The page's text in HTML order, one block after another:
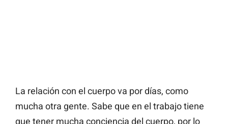
La relación con el cuerpo va por días, como
mucha otra gente. Sabe que en el trabajo tiene
que tener mucha conciencia del cuerpo, por lo